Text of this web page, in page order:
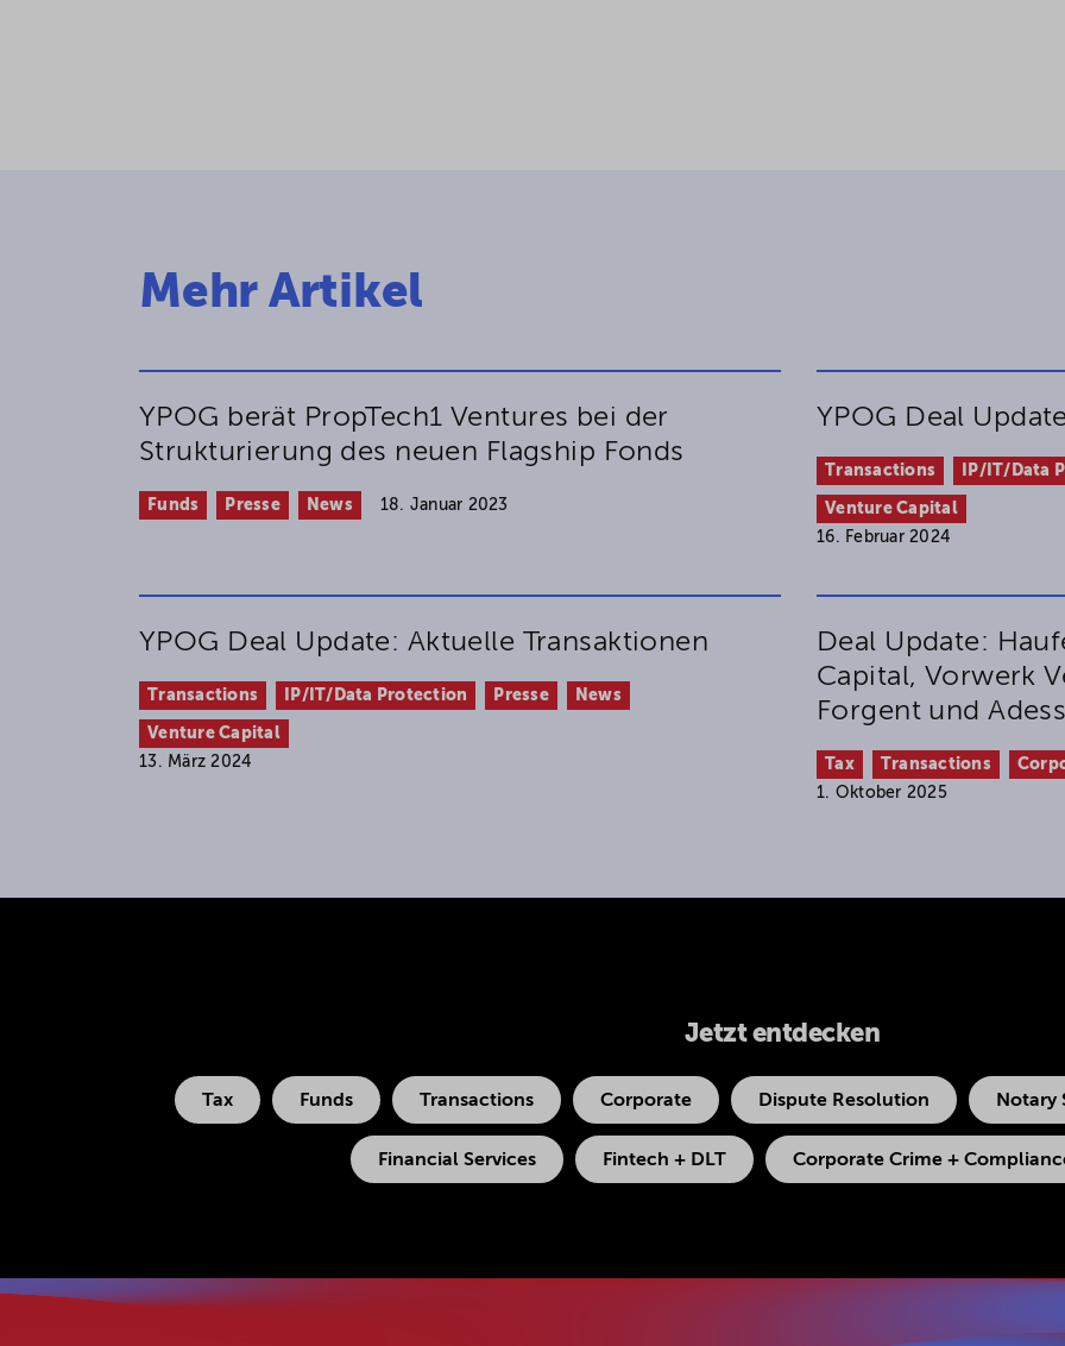
Mehr Artikel
YPOG berät PropTech1 Ventures bei der
Strukturierung des neuen Flagship Fonds
Funds Presse News 18. Januar 2023
YPOG Deal
Transactions IP/IT/Data
Venture Capital
16. Februar 2024
YPOG Deal Update: Aktuelle Transaktionen
Transactions IP/IT/Data Protection Presse News
Venture Capital
13. März 2024
Deal Update:
Capital, Vorwerk
Forgent und
Tax Transactions
1. Oktober 2025
Jetzt entdecken
Tax Funds Transactions Corporate Dispute Resolution Notary
Financial Services Fintech + DLT Corporate Crime +